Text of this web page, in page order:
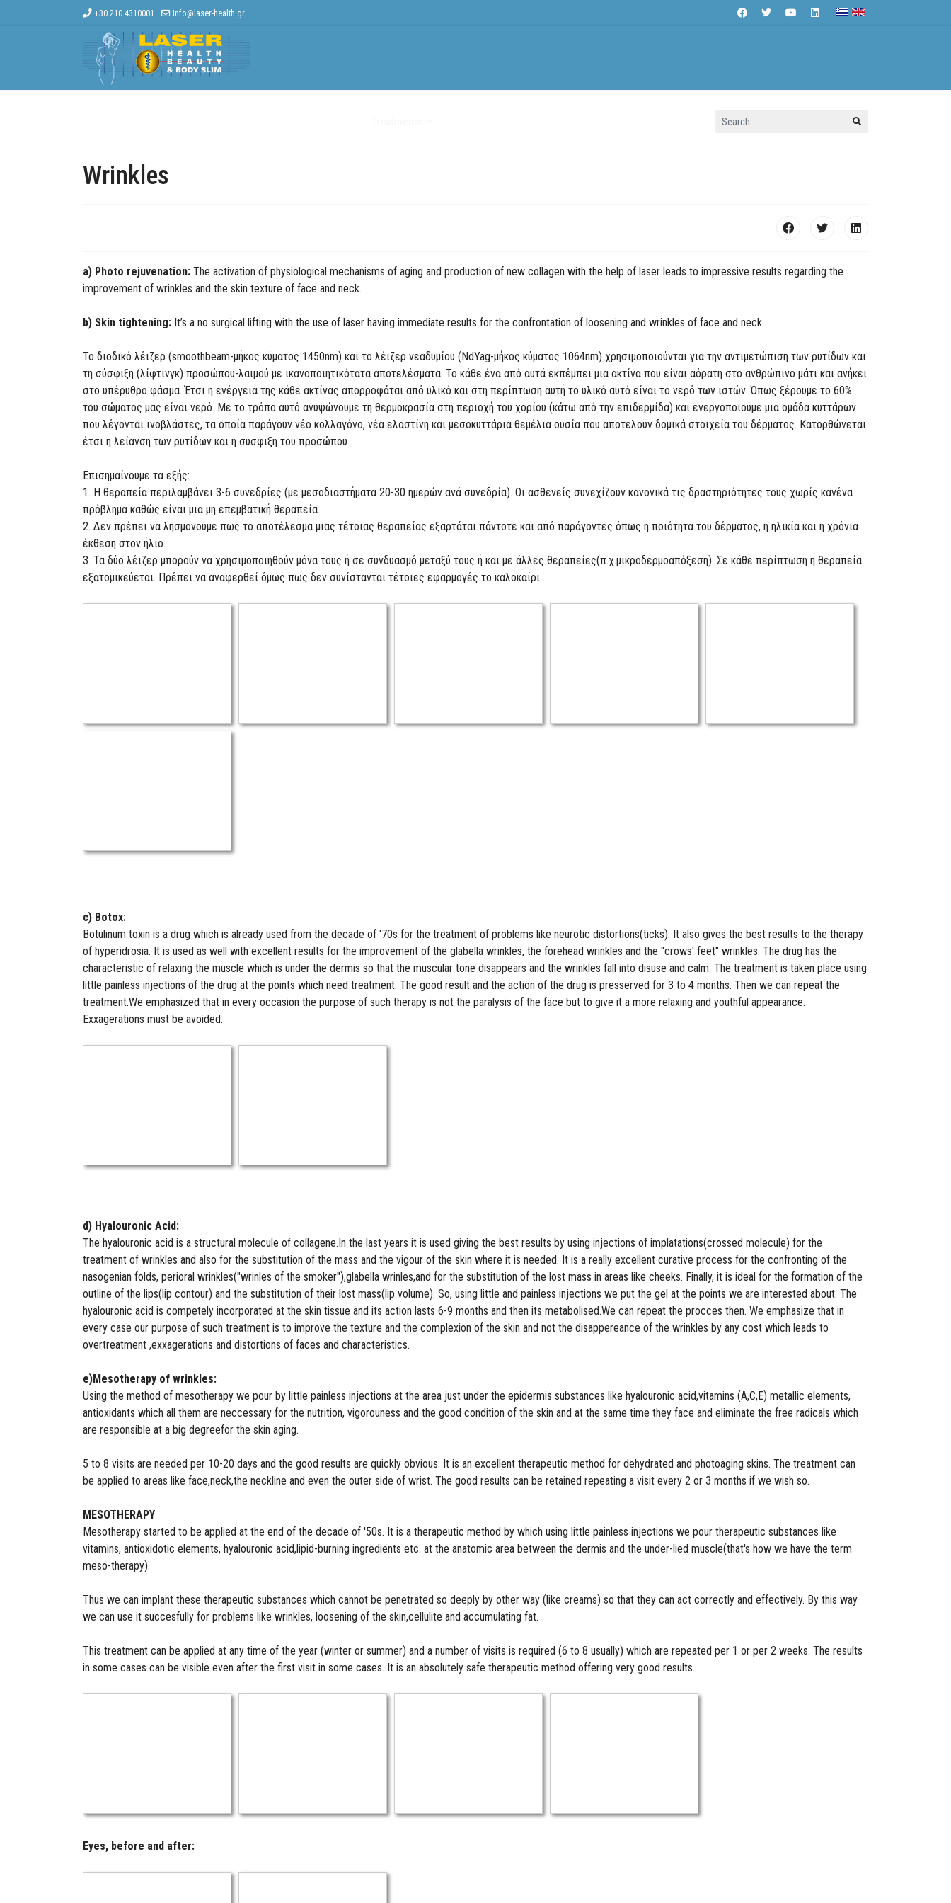
+30.210.4310001 info@laser-health.gr
Search
Wrinkles
a) Photo rejuvenation: The activation of physiological mechanisms of aging and production of new collagen with the help of laser leads to impressive results regarding the
improvement of wrinkles and the skin texture of face and neck.
b) Skin tightening: It’s a no surgical lifting with the use of laser having immediate results for the confrontation of loosening and wrinkles of face and neck.
Το διοδικό λέιζερ (smoothbeam-μήκος κύματος 1450nm) και το λέιζερ νεαδυμίου (NdYag-μήκος κύματος 1064nm) χρησιμοποιούνται για την αντιμετώπιση των ρυτίδων και
τη σύσφιξη (λίφτινγκ) προσώπου-λαιμού με ικανοποιητικότατα αποτελέσματα. Το κάθε ένα από αυτά εκπέμπει μια ακτίνα που είναι αόρατη στο ανθρώπινο μάτι και ανήκει
στο υπέρυθρο φάσμα. Έτσι η ενέργεια της κάθε ακτίνας απορροφάται από υλικό και στη περίπτωση αυτή το υλικό αυτό είναι το νερό των ιστών. Όπως ξέρουμε το 60%
του σώματος μας είναι νερό. Με το τρόπο αυτό ανυψώνουμε τη θερμοκρασία στη περιοχή του χορίου (κάτω από την επιδερμίδα) και ενεργοποιούμε μια ομάδα κυττάρων
που λέγονται ινοβλάστες, τα οποία παράγουν νέο κολλαγόνο, νέα ελαστίνη και μεσοκυττάρια θεμέλια ουσία που αποτελούν δομικά στοιχεία του δέρματος. Κατορθώνεται
έτσι η λείανση των ρυτίδων και η σύσφιξη του προσώπου.
Επισημαίνουμε τα εξής:
1. Η θεραπεία περιλαμβάνει 3-6 συνεδρίες (με μεσοδιαστήματα 20-30 ημερών ανά συνεδρία). Οι ασθενείς συνεχίζουν κανονικά τις δραστηριότητες τους χωρίς κανένα
πρόβλημα καθώς είναι μια μη επεμβατική θεραπεία.
2. Δεν πρέπει να λησμονούμε πως το αποτέλεσμα μιας τέτοιας θεραπείας εξαρτάται πάντοτε και από παράγοντες όπως η ποιότητα του δέρματος, η ηλικία και η χρόνια
έκθεση στον ήλιο.
3. Τα δύο λέιζερ μπορούν να χρησιμοποιηθούν μόνα τους ή σε συνδυασμό μεταξύ τους ή και με άλλες θεραπείες(π.χ.μικροδερμοαπόξεση). Σε κάθε περίπτωση η θεραπεία
εξατομικεύεται. Πρέπει να αναφερθεί όμως πως δεν συνίστανται τέτοιες εφαρμογές το καλοκαίρι.
c) Botox:
Botulinum toxin is a drug which is already used from the decade of '70s for the treatment of problems like neurotic distortions(ticks). It also gives the best results to the therapy
of hyperidrosia. It is used as well with excellent results for the improvement of the glabella wrinkles, the forehead wrinkles and the "crows' feet" wrinkles. The drug has the
characteristic of relaxing the muscle which is under the dermis so that the muscular tone disappears and the wrinkles fall into disuse and calm. The treatment is taken place using
little painless injections of the drug at the points which need treatment. The good result and the action of the drug is presserved for 3 to 4 months. Then we can repeat the
treatment.We emphasized that in every occasion the purpose of such therapy is not the paralysis of the face but to give it a more relaxing and youthful appearance.
Exxagerations must be avoided.
d) Hyalouronic Acid:
The hyalouronic acid is a structural molecule of collagene.In the last years it is used giving the best results by using injections of implatations(crossed molecule) for the
treatment of wrinkles and also for the substitution of the mass and the vigour of the skin where it is needed. It is a really excellent curative process for the confronting of the
nasogenian folds, perioral wrinkles("wrinles of the smoker"),glabella wrinles,and for the substitution of the lost mass in areas like cheeks. Finally, it is ideal for the formation of the
outline of the lips(lip contour) and the substitution of their lost mass(lip volume). So, using little and painless injections we put the gel at the points we are interested about. The
hyalouronic acid is competely incorporated at the skin tissue and its action lasts 6-9 months and then its metabolised.We can repeat the procces then. We emphasize that in
every case our purpose of such treatment is to improve the texture and the complexion of the skin and not the disappereance of the wrinkles by any cost which leads to
overtreatment ,exxagerations and distortions of faces and characteristics.
e)Mesotherapy of wrinkles:
Using the method of mesotherapy we pour by little painless injections at the area just under the epidermis substances like hyalouronic acid,vitamins (A,C,E) metallic elements,
antioxidants which all them are neccessary for the nutrition, vigorouness and the good condition of the skin and at the same time they face and eliminate the free radicals which
are responsible at a big degreefor the skin aging.
5 to 8 visits are needed per 10-20 days and the good results are quickly obvious. It is an excellent therapeutic method for dehydrated and photoaging skins. The treatment can
be applied to areas like face,neck,the neckline and even the outer side of wrist. The good results can be retained repeating a visit every 2 or 3 months if we wish so.
MESOTHERAPY
Mesotherapy started to be applied at the end of the decade of '50s. It is a therapeutic method by which using little painless injections we pour therapeutic substances like
vitamins, antioxidotic elements, hyalouronic acid,lipid-burning ingredients etc. at the anatomic area between the dermis and the under-lied muscle(that's how we have the term
meso-therapy).
Thus we can implant these therapeutic substances which cannot be penetrated so deeply by other way (like creams) so that they can act correctly and effectively. By this way
we can use it succesfully for problems like wrinkles, loosening of the skin,cellulite and accumulating fat.
This treatment can be applied at any time of the year (winter or summer) and a number of visits is required (6 to 8 usually) which are repeated per 1 or per 2 weeks. The results
in some cases can be visible even after the first visit in some cases. It is an absolutely safe therapeutic method offering very good results.
Eyes, before and after: